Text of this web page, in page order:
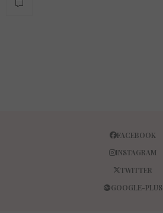
FACEBOOK
INSTAGRAM
TWITTER
GOOGLE-PLUS